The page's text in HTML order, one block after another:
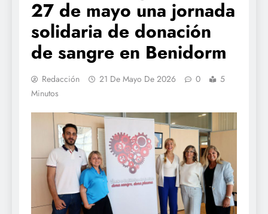
27 de mayo una jornada
solidaria de donación
de sangre en Benidorm
Redacción 21 De Mayo De 2026 0
5
Minutos